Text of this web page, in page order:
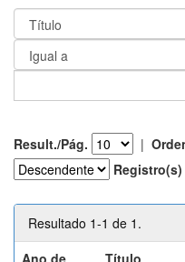
Result./Pág. |
Registro(s)
Resultado 1-1 de 1.
Ano de
Título